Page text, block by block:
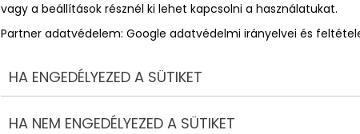
vagy a beállítások résznél ki lehet kapcsolni a használatukat.
Partner adatvédelem: Google adatvédelmi irányelvei és
HA ENGEDÉLYEZED A SÜTIKET
HA NEM ENGEDÉLYEZED A SÜTIKET